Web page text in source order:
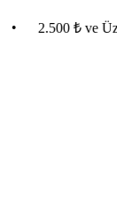
2.500 ₺ ve Üzeri